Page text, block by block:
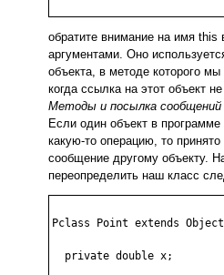
обратите внимание на имя this
аргументами. Оно
объекта, в методе которого
когда ссылка на этот объект
Методы и посылка сообщений
Если один объект в программе
какую-то операцию, то
сообщение другому объекту.
переопределить наш класс
Pclass Point extends
  private double x;